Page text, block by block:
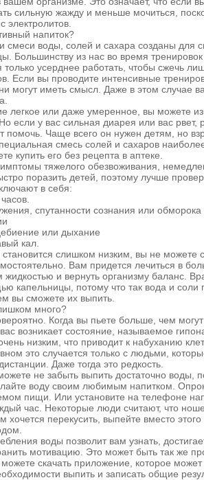
сильную жажду и меньше мочиться,
электролитов.
напиток?
смеси воды, солей и сахара созданы для
Большинству из нас во время
усерднее работать, чтобы сжечь
Если вы проводите интенсивные
могут иметь смысл. Даже в этом случае
легкое или даже умеренное, вы можете
если у вас сильная диарея или вас рвет,
помочь. Чаще всего он нужен детям, но
смесь солей и сахаров
купить его без рецепта в аптеке.
тяжелого обезвоживания,
поразить детей, поэтому лучше
в себя:
спутанности сознания или обморока
или дыхание
кал.
становится слишком низким, вы не можете
Вам придется лечиться в
жидкостью и вернуть организму баланс.
капельницы, потому что так вода и
вы сможете их выпить.
много?
Когда вы пьете больше, чем
возникает состояние, называемое
низким, что приводит к набуханию
это случается только с людьми,
Даже тогда это редкость.
не забыть выпить достаточно воды,
воду своим любимым напитком.
пищи. Или установите на телефоне
час. Некоторые люди считают, что
хочется перекусить, выпейте вместо
воды позволит вам узнать,
мотивацию. Это может быть так же
скачать приложение, которое может
выпить и записать общие